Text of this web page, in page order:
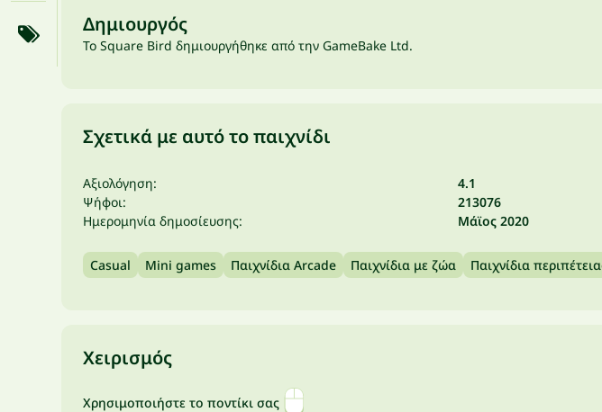
Δημιουργός
Το Square Bird δημιουργήθηκε από την GameBake Ltd.
Σχετικά με αυτό το παιχνίδι
Αξιολόγηση:
4.1
Ψήφοι:
213076
Ημερομηνία δημοσίευσης:
Μάϊος 2020
Casual Mini games Παιχνίδια Arcade Παιχνίδια με ζώα Παιχνίδια
Χειρισμός
Χρησιμοποιήστε το ποντίκι σας